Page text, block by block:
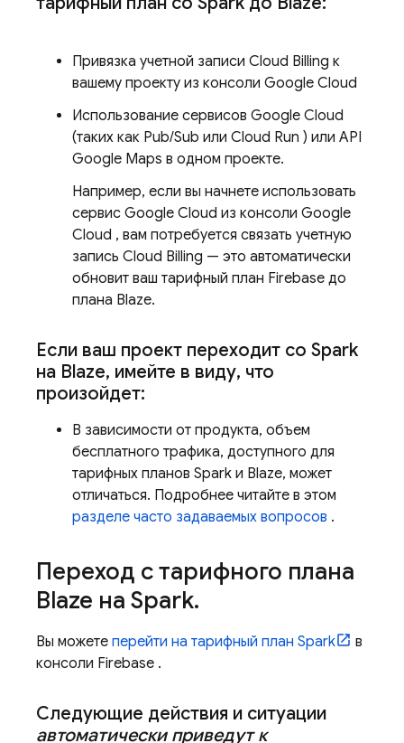
Привязка учетной записи Cloud Billing к
вашему проекту из консоли Google Cloud
Использование сервисов Google Cloud
(таких как Pub/Sub или Cloud Run ) или API
Google Maps в одном проекте.
Например, если вы начнете использовать
сервис Google Cloud из консоли Google
Cloud , вам потребуется связать учетную
запись Cloud Billing — это автоматически
обновит ваш тарифный план Firebase до
плана Blaze.
Если ваш проект переходит со Spark
на Blaze, имейте в виду, что
произойдет:
В зависимости от продукта, объем
бесплатного трафика, доступного для
тарифных планов Spark и Blaze, может
отличаться. Подробнее читайте в этом
разделе часто задаваемых вопросов .
Переход с тарифного плана
Blaze на Spark.
Вы можете перейти на тарифный план Spark
в
консоли Firebase .
Следующие действия и ситуации
автоматически приведут к